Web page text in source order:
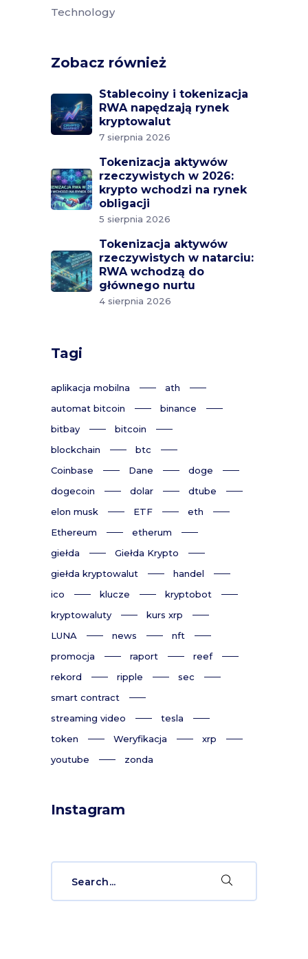
Technology
Zobacz również
Stablecoiny i tokenizacja
RWA napędzają rynek
kryptowalut
7 sierpnia 2026
Tokenizacja aktywów
rzeczywistych w 2026:
krypto wchodzi na rynek
obligacji
5 sierpnia 2026
Tokenizacja aktywów
rzeczywistych w natarciu:
RWA wchodzą do
głównego nurtu
4 sierpnia 2026
Tagi
aplikacja mobilna
ath
automat bitcoin
binance
bitbay
bitcoin
blockchain
btc
Coinbase
Dane
doge
dogecoin
dolar
dtube
elon musk
ETF
eth
Ethereum
etherum
giełda
Giełda Krypto
giełda kryptowalut
handel
ico
klucze
kryptobot
kryptowaluty
kurs xrp
LUNA
news
nft
promocja
raport
reef
rekord
ripple
sec
smart contract
streaming video
tesla
token
Weryfikacja
xrp
youtube
zonda
Instagram